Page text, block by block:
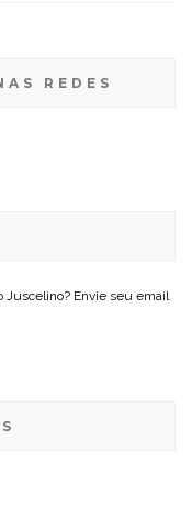
REDES
Juscelino? Envie seu email